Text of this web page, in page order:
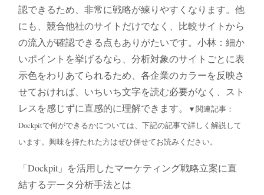
認できるため、非常に戦略が練りやすくなります。他
にも、競合他社のサイトだけでなく、比較サイトから
の流入が確認できる点もありがたいです。小林：細か
いポイントを挙げるなら、分析対象のサイトごとに表
示色をわりあてられるため、各企業のカラーを反映さ
せておければ、いちいち文字を読む必要がなく、スト
レスを感じずに直感的に理解できます。
▼関連記事：
Dockpitで何ができるかについては、下記の記事で詳しく解説して
います。興味を持たれた方はぜひ併せてお読みください。
「Dockpit」を活用したマーケティング戦略立案に直
結するデータ分析手法とは